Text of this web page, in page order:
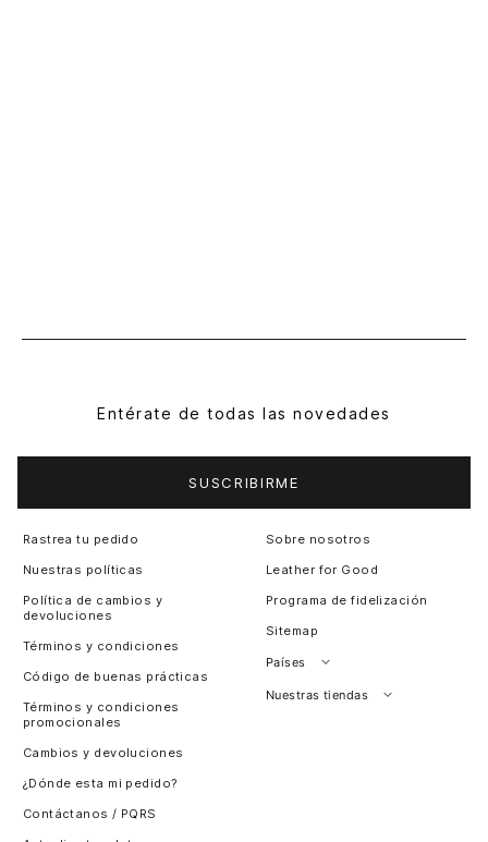
Entérate de todas las novedades
SUSCRIBIRME
Rastrea tu pedido
Nuestras políticas
Política de cambios y
devoluciones
Términos y condiciones
Código de buenas prácticas
Términos y condiciones
promocionales
Cambios y devoluciones
¿Dónde esta mi pedido?
Contáctanos / PQRS
Sobre nosotros
Leather for Good
Programa de fidelización
Sitemap
Países
Perú
Nuestras tiendas